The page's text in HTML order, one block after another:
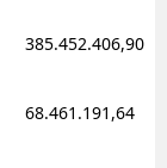
385.452.406,90
68.461.191,64